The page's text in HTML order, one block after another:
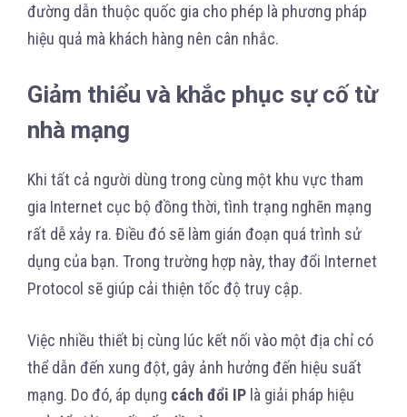
đường dẫn thuộc quốc gia cho phép là phương pháp
hiệu quả mà khách hàng nên cân nhắc.
Giảm thiểu và khắc phục sự cố từ
nhà mạng
Khi tất cả người dùng trong cùng một khu vực tham
gia Internet cục bộ đồng thời, tình trạng nghẽn mạng
rất dễ xảy ra. Điều đó sẽ làm gián đoạn quá trình sử
dụng của bạn. Trong trường hợp này, thay đổi Internet
Protocol sẽ giúp cải thiện tốc độ truy cập.
Việc nhiều thiết bị cùng lúc kết nối vào một địa chỉ có
thể dẫn đến xung đột, gây ảnh hưởng đến hiệu suất
mạng. Do đó, áp dụng cách đổi IP là giải pháp hiệu